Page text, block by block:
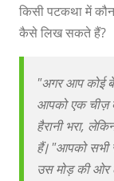
किसी पटकथा में
कैसे लिख सकते हैं?
"अगर आप कोई
आपको एक चीज़
हैरानी भरा,
हैं। "आपको सभी
उस मोड़ की ओर